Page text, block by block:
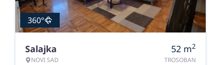
360°
Salajka
NOVI SAD
52 m2
TROSOBAN